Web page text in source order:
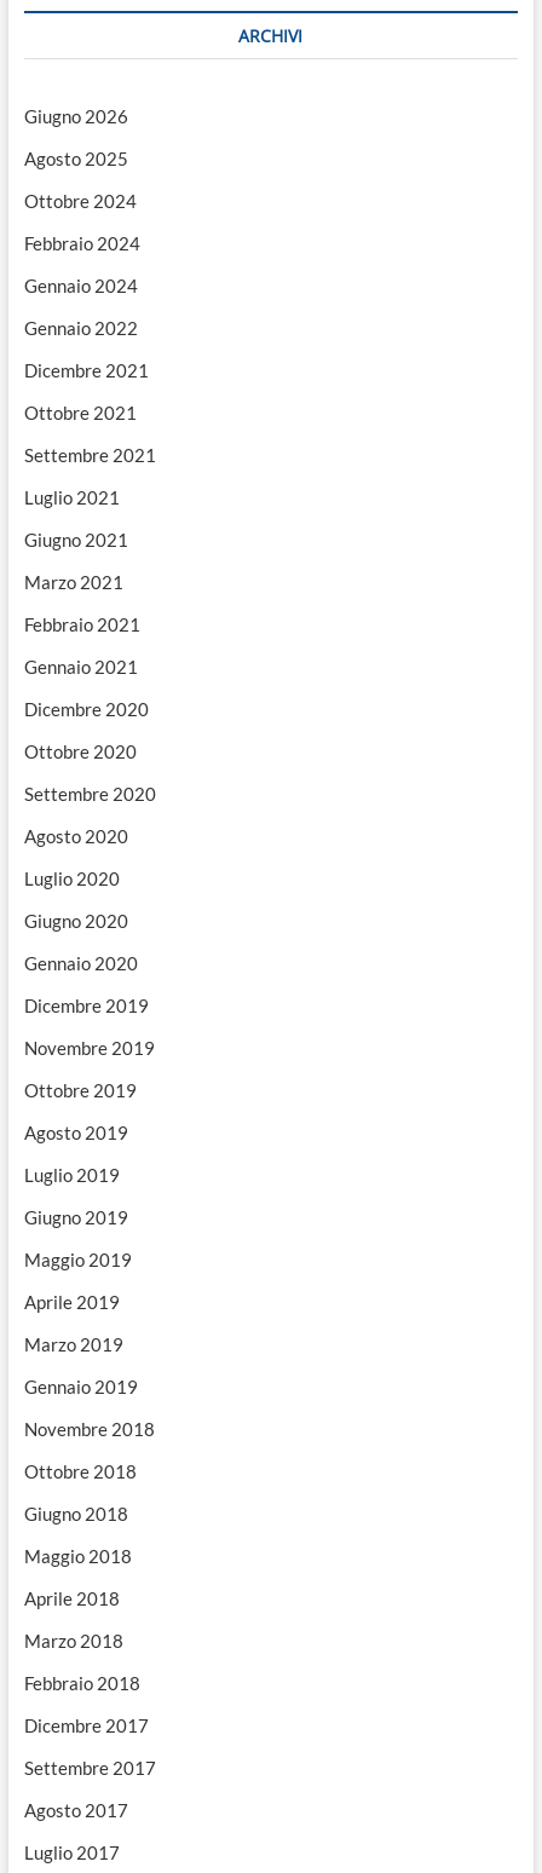
ARCHIVI
Giugno 2026
Agosto 2025
Ottobre 2024
Febbraio 2024
Gennaio 2024
Gennaio 2022
Dicembre 2021
Ottobre 2021
Settembre 2021
Luglio 2021
Giugno 2021
Marzo 2021
Febbraio 2021
Gennaio 2021
Dicembre 2020
Ottobre 2020
Settembre 2020
Agosto 2020
Luglio 2020
Giugno 2020
Gennaio 2020
Dicembre 2019
Novembre 2019
Ottobre 2019
Agosto 2019
Luglio 2019
Giugno 2019
Maggio 2019
Aprile 2019
Marzo 2019
Gennaio 2019
Novembre 2018
Ottobre 2018
Giugno 2018
Maggio 2018
Aprile 2018
Marzo 2018
Febbraio 2018
Dicembre 2017
Settembre 2017
Agosto 2017
Luglio 2017